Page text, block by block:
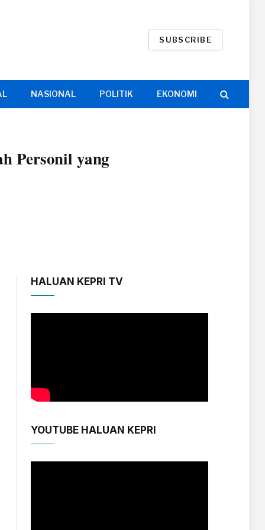
SUBSCRIBE
NASIONAL POLITIK EKONOMI
Personil yang
HALUAN KEPRI TV
YOUTUBE HALUAN KEPRI